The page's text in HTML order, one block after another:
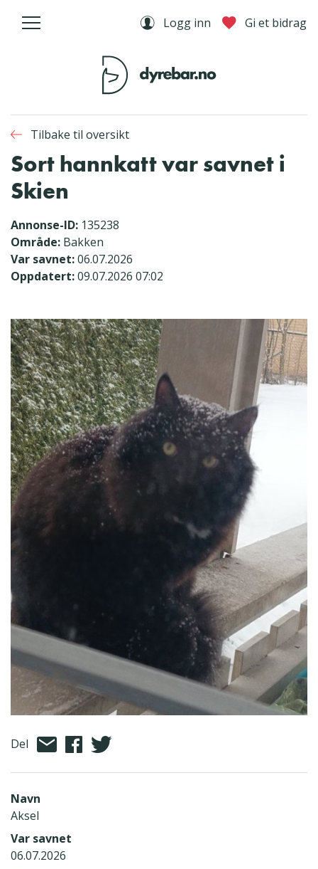
Logg inn Gi et bidrag
Tilbake til oversikt
Sort hannkatt var savnet i
Skien
Annonse-ID: 135238
Område: Bakken
Var savnet:06.07.2026
Oppdatert:09.07.2026 07:02
Del
Navn
Aksel
Var savnet
06.07.2026